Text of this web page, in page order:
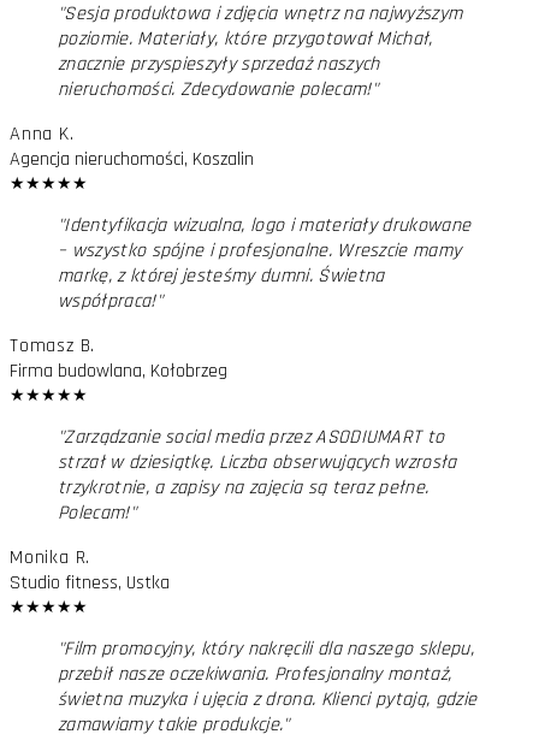
"Sesja produktowa i zdjęcia wnętrz na najwyższym
poziomie. Materiały, które przygotował Michał,
znacznie przyspieszyły sprzedaż naszych
nieruchomości. Zdecydowanie polecam!"
Anna K.
Agencja nieruchomości, Koszalin
★★★★★
"Identyfikacja wizualna, logo i materiały drukowane
– wszystko spójne i profesjonalne. Wreszcie mamy
markę, z której jesteśmy dumni. Świetna
współpraca!"
Tomasz B.
Firma budowlana, Kołobrzeg
★★★★★
"Zarządzanie social media przez ASODIUMART to
strzał w dziesiątkę. Liczba obserwujących wzrosła
trzykrotnie, a zapisy na zajęcia są teraz pełne.
Polecam!"
Monika R.
Studio fitness, Ustka
★★★★★
"Film promocyjny, który nakręcili dla naszego sklepu,
przebił nasze oczekiwania. Profesjonalny montaż,
świetna muzyka i ujęcia z drona. Klienci pytają, gdzie
zamawiamy takie produkcje."